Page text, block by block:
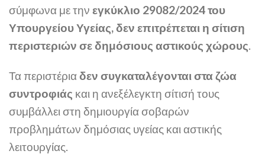
σύμφωνα με την εγκύκλιο 29082/2024 του
Υπουργείου Υγείας, δεν επιτρέπεται η σίτιση
περιστεριών σε δημόσιους αστικούς χώρους.
Τα περιστέριαδεν συγκαταλέγονται στα ζώα
συντροφιάς και η ανεξέλεγκτη σίτισή τους
συμβάλλει στη δημιουργία σοβαρών
προβλημάτων δημόσιας υγείας και αστικής
λειτουργίας.